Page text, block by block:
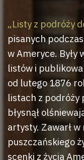
„Listy z podróży
pisanych
w Ameryce. Były
listów i
od lutego 1876
listach z podróży
błysnął
artysty. Zawarł
puszczańskiego
scenki z życia